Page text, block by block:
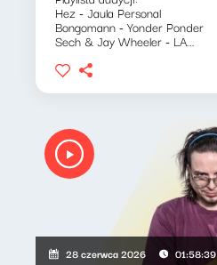
Hez - Jaula Personal
Bongomann - Yonder Ponder
Sech & Jay Wheeler - LA...
28 czerwca 2026 01:58:39